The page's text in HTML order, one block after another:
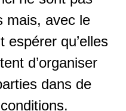
mais, avec le
espérer qu’elles
d’organiser
dans de